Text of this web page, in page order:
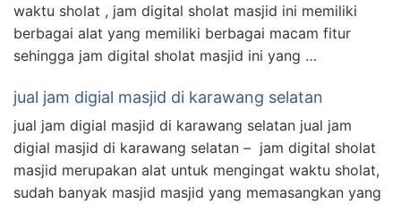
waktu sholat , jam digital sholat masjid ini memiliki
berbagai alat yang memiliki berbagai macam fitur
sehingga jam digital sholat masjid ini yang …
jual jam digial masjid di karawang selatan
jual jam digial masjid di karawang selatan jual jam
digial masjid di karawang selatan – jam digital sholat
masjid merupakan alat untuk mengingat waktu sholat,
sudah banyak masjid masjid yang memasangkan yang